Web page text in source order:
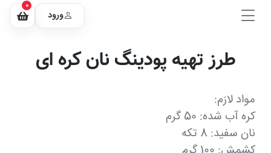
ورود
0
طرز تهیه پودینگ نان کره ای
مواد لازم:
کره آب شده: 50 گرم
نان سفید: 8 تکه